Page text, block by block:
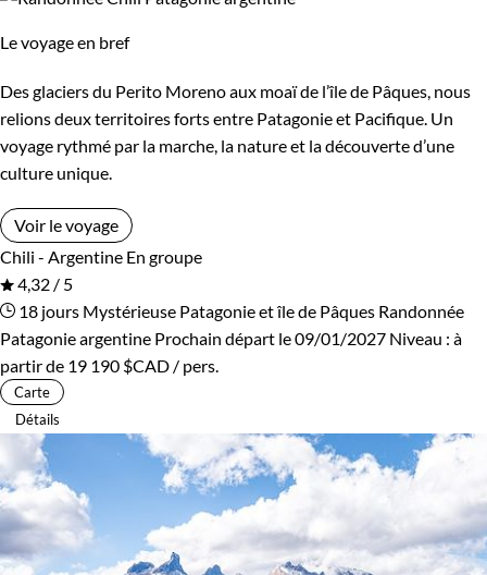
Le voyage en bref
Des glaciers du Perito Moreno aux moaï de l’île de Pâques, nous
relions deux territoires forts entre Patagonie et Pacifique. Un
voyage rythmé par la marche, la nature et la découverte d’une
culture unique.
Voir le voyage
Chili - Argentine En groupe
4,32 / 5
18 jours Mystérieuse Patagonie et île de Pâques Randonnée
Patagonie argentine Prochain départ le 09/01/2027 Niveau : à
partir de 19 190 $CAD / pers.
Carte
Détails